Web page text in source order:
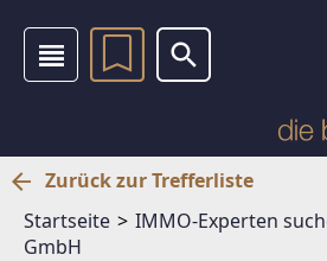
Zurück zur Trefferliste
Startseite
IMMO-Experten
GmbH